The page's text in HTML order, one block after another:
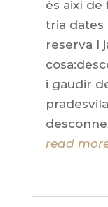
és així de
tria dates
reserva I
i gaudir
read